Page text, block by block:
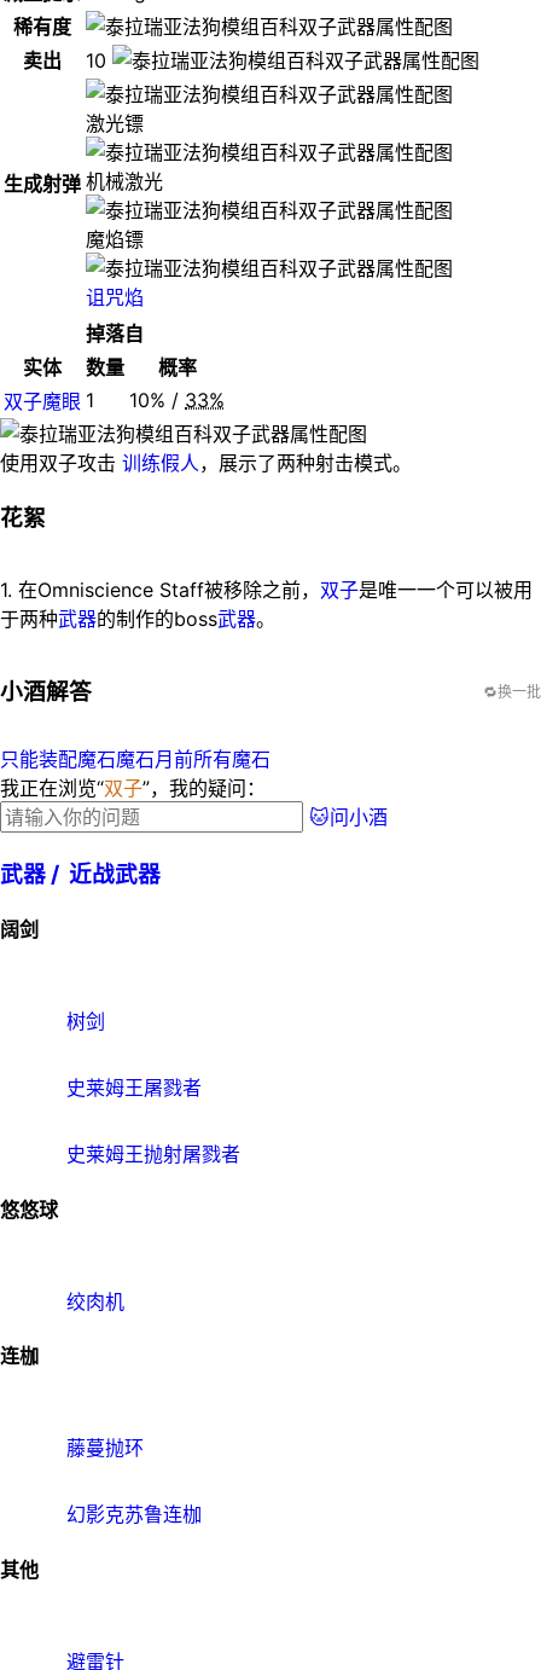
稀有度
卖出
10
生成射弹
激光镖
机械激光
魔焰镖
诅咒焰
掉落自
实体
数量
概率
双子魔眼 1 10% / 33%
使用双子攻击 训练假人，展示了两种射击模式。
花絮
1. 在Omniscience Staff被移除之前， 双子是唯一一个可以被用
于两种武器的制作的boss武器。
小酒解答 🔁换一批
只能装配魔石魔石月前所有魔石
我正在浏览“双子”，我的疑问：
🐱问小酒
武器 / 近战武器
阔剑
树剑
史莱姆王屠戮者
史莱姆王抛射屠戮者
悠悠球
绞肉机
连枷
藤蔓抛环
幻影克苏鲁连枷
其他
避雷针